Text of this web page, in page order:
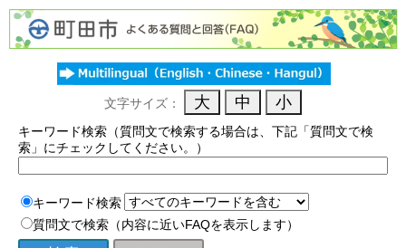
文字サイズ：
キーワード検索（質問文で検索する場合は、下記「質問文で検
索」にチェックしてください。）
キーワード検索
質問文で検索（内容に近いFAQを表示します）